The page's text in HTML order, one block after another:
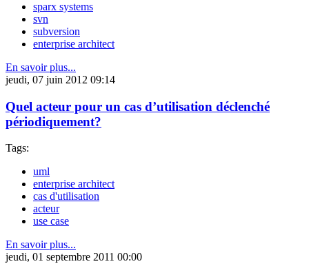
sparx systems
svn
subversion
enterprise architect
En savoir plus...
jeudi, 07 juin 2012 09:14
Quel acteur pour un cas d’utilisation déclenché
périodiquement?
Tags:
uml
enterprise architect
cas d'utilisation
acteur
use case
En savoir plus...
jeudi, 01 septembre 2011 00:00